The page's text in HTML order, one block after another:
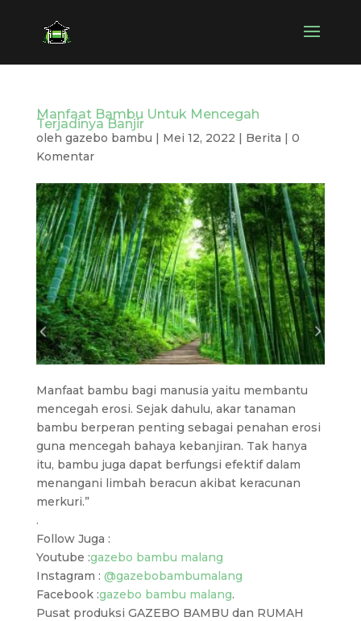
Manfaat Bambu Untuk Mencegah
Terjadinya Banjir
oleh gazebo bambu | Mei 12, 2022 | Berita | 0
Komentar
Manfaat bambu bagi manusia yaitu membantu
mencegah erosi. Sejak dahulu, akar tanaman
bambu berperan penting sebagai penahan erosi
guna mencegah bahaya kebanjiran. Tak hanya
itu, bambu juga dapat berfungsi efektif dalam
menangani limbah beracun akibat keracunan
merkuri.”
.
Follow Juga :
Youtube :gazebo bambu malang
Instagram : @gazebobambumalang
Facebook :gazebo bambu malang.
Pusat produksi GAZEBO BAMBU dan RUMAH